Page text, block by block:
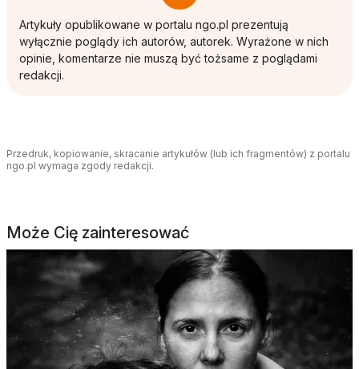
Artykuły opublikowane w portalu ngo.pl prezentują
wyłącznie poglądy ich autorów, autorek. Wyrażone w nich
opinie, komentarze nie muszą być tożsame z poglądami
redakcji.
Przedruk, kopiowanie, skracanie artykułów (lub ich fragmentów) z portalu
ngo.pl wymaga zgody redakcji.
Może Cię zainteresować